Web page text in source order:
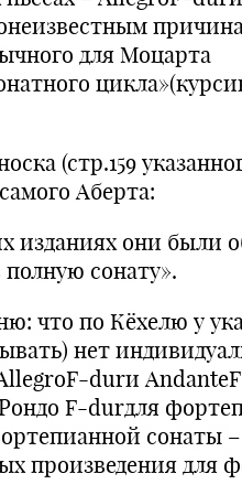
для Моцарта
(стр.159
Аберта:
изданиях они были
сонату».
что по Кёхелю у
нет
durи
F-durдля
сонаты –
произведения для